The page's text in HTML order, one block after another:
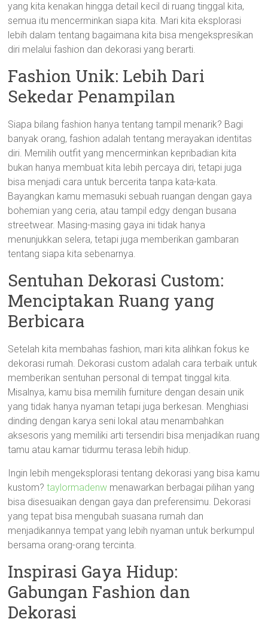
yang kita kenakan hingga detail kecil di ruang tinggal kita,
semua itu mencerminkan siapa kita. Mari kita eksplorasi
lebih dalam tentang bagaimana kita bisa mengekspresikan
diri melalui fashion dan dekorasi yang berarti.
Fashion Unik: Lebih Dari
Sekedar Penampilan
Siapa bilang fashion hanya tentang tampil menarik? Bagi
banyak orang, fashion adalah tentang merayakan identitas
diri. Memilih outfit yang mencerminkan kepribadian kita
bukan hanya membuat kita lebih percaya diri, tetapi juga
bisa menjadi cara untuk bercerita tanpa kata-kata.
Bayangkan kamu memasuki sebuah ruangan dengan gaya
bohemian yang ceria, atau tampil edgy dengan busana
streetwear. Masing-masing gaya ini tidak hanya
menunjukkan selera, tetapi juga memberikan gambaran
tentang siapa kita sebenarnya.
Sentuhan Dekorasi Custom:
Menciptakan Ruang yang
Berbicara
Setelah kita membahas fashion, mari kita alihkan fokus ke
dekorasi rumah. Dekorasi custom adalah cara terbaik untuk
memberikan sentuhan personal di tempat tinggal kita.
Misalnya, kamu bisa memilih furniture dengan desain unik
yang tidak hanya nyaman tetapi juga berkesan. Menghiasi
dinding dengan karya seni lokal atau menambahkan
aksesoris yang memiliki arti tersendiri bisa menjadikan ruang
tamu atau kamar tidurmu terasa lebih hidup.
Ingin lebih mengeksplorasi tentang dekorasi yang bisa kamu
kustom?taylormadenw menawarkan berbagai pilihan yang
bisa disesuaikan dengan gaya dan preferensimu. Dekorasi
yang tepat bisa mengubah suasana rumah dan
menjadikannya tempat yang lebih nyaman untuk berkumpul
bersama orang-orang tercinta.
Inspirasi Gaya Hidup:
Gabungan Fashion dan
Dekorasi